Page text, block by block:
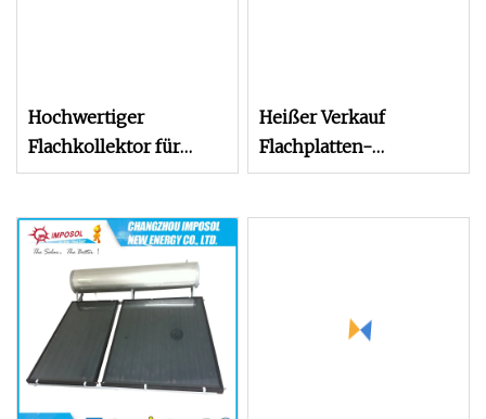
Hochwertiger
Flachkollektor für
Solarpanel-
Heißer Verkauf
Flachplatten-
Solarkollektor,